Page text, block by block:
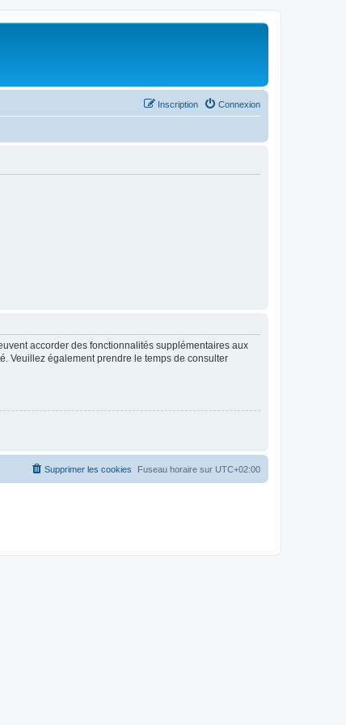
Connexion
Inscription
accorder des fonctionnalités supplémentaires aux
Veuillez également prendre le temps de consulter
Fuseau horaire sur UTC+02:00
Supprimer les cookies